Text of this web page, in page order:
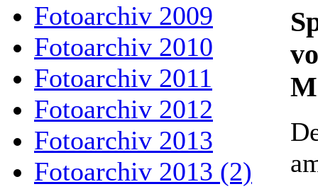
Fotoarchiv 2009
Fotoarchiv 2010
Fotoarchiv 2011
Fotoarchiv 2012
Fotoarchiv 2013
Fotoarchiv 2013 (2)